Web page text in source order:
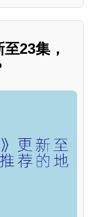
23集，